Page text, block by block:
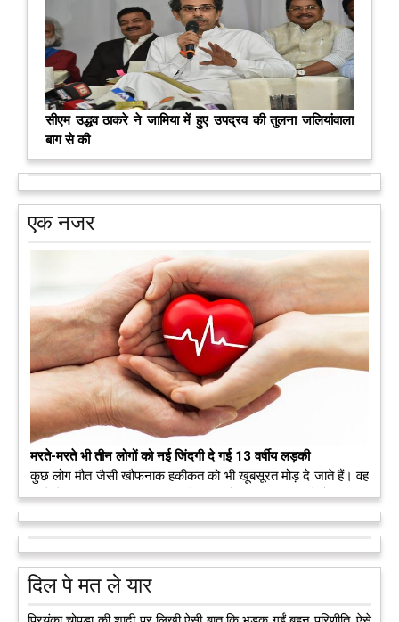
सीएम उद्धव ठाकरे ने जामिया में हुए उपद्रव की तुलना जलियांवाला
बाग से की
एक नजर
मरते-मरते भी तीन लोगों को नई जिंदगी दे गई 13 वर्षीय लड़की
कुछ लोग मौत जैसी खौफनाक हकीकत को भी खूबसूरत मोड़ दे जाते हैं। वह
मरने के बाद भी इस धरती पर अपने आप को जीवित छोड़ ज़ाते हैं। दुनिया
को अलविदा कह चुकी 13 वर्षीय लड़की के अंगदान से 3 जरूरतमंद लोगों
को नई जिंदगी मिल गई।आगे पढ़ें
दिल पे मत ले यार